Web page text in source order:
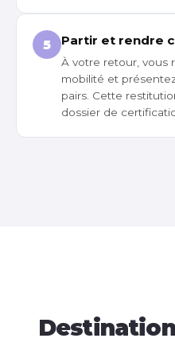
5 Partir et rendre
À votre retour, vous
mobilité et
pairs. Cette
dossier de